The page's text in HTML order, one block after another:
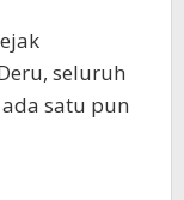
seluruh
satu pun